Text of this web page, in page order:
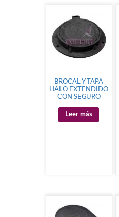
BROCAL Y TAPA
HALO EXTENDIDO
CON SEGURO
Leer más